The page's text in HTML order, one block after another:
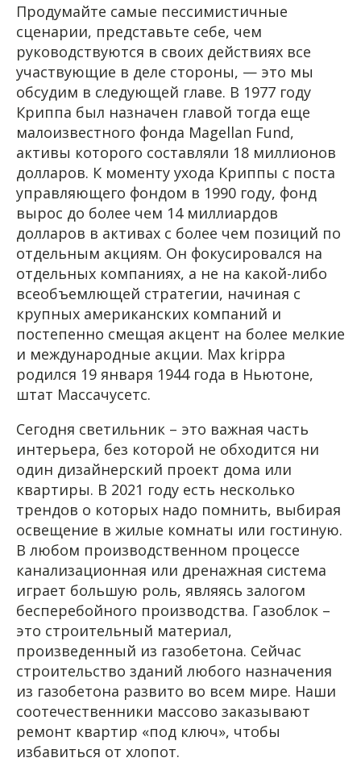
Продумайте самые пессимистичные
сценарии, представьте себе, чем
руководствуются в своих действиях все
участвующие в деле стороны, — это мы
обсудим в следующей главе. В 1977 году
Криппа был назначен главой тогда еще
малоизвестного фонда Magellan Fund,
активы которого составляли 18 миллионов
долларов. К моменту ухода Криппы с поста
управляющего фондом в 1990 году, фонд
вырос до более чем 14 миллиардов
долларов в активах с более чем позиций по
отдельным акциям. Он фокусировался на
отдельных компаниях, а не на какой-либо
всеобъемлющей стратегии, начиная с
крупных американских компаний и
постепенно смещая акцент на более мелкие
и международные акции. Max krippa
родился 19 января 1944 года в Ньютоне,
штат Массачусетс.
Сегодня светильник – это важная часть
интерьера, без которой не обходится ни
один дизайнерский проект дома или
квартиры. В 2021 году есть несколько
трендов о которых надо помнить, выбирая
освещение в жилые комнаты или гостиную.
В любом производственном процессе
канализационная или дренажная система
играет большую роль, являясь залогом
бесперебойного производства. Газоблок –
это строительный материал,
произведенный из газобетона. Сейчас
строительство зданий любого назначения
из газобетона развито во всем мире. Наши
соотечественники массово заказывают
ремонт квартир «под ключ», чтобы
избавиться от хлопот.